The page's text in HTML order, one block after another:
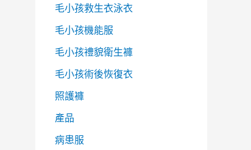
毛小孩救生衣泳衣
毛小孩機能服
毛小孩禮貌衛生褲
毛小孩術後恢復衣
照護褲
產品
病患服